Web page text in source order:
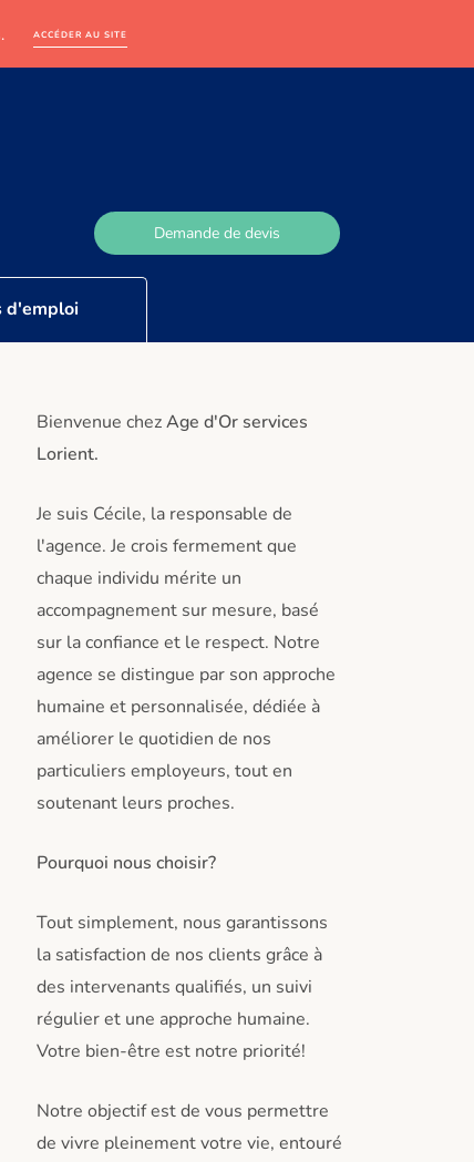
ACCÉDER AU SITE
Demande de devis
d'emploi
Bienvenue chezAge d'Or services
Lorient.
Je suis Cécile, la responsable de
l'agence. Je crois fermement que
chaque individu mérite un
accompagnement sur mesure, basé
sur la confiance et le respect. Notre
agence se distingue par son approche
humaine et personnalisée, dédiée à
améliorer le quotidien de nos
particuliers employeurs, tout en
soutenant leurs proches.
Pourquoi nous choisir?
Tout simplement, nous garantissons
la satisfaction de nos clients grâce à
des intervenants qualifiés, un suivi
régulier et une approche humaine.
Votre bien-être est notre priorité!
Notre objectif est de vous permettre
de vivre pleinement votre vie, entouré